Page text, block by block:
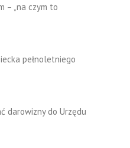
– „na czym to
pełnoletniego
darowizny do Urzędu